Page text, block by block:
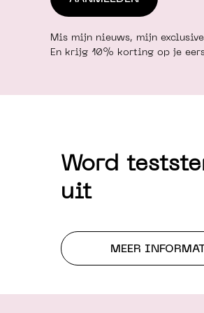
Mis mijn nieuws, mijn
En krijg 10% korting op je
Word
uit
MEER